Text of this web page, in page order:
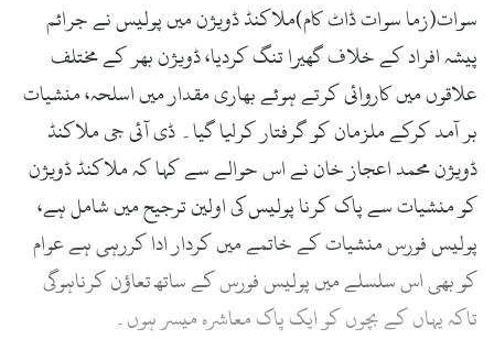
a
l
سوات(زما سوات ڈاٹ کام)ملاکنڈ ڈویژن میں پولیس نے جرائم
پیشہ افراد کے خلاف گھیرا تنگ کردیا، ڈویژن بھر کے مختلف
علاقوں میں کاروائی کرتے ہوئے بھاری مقدار میں اسلحہ، منشیات
بر آمد کرکے ملزمان کو گرفتار کرلیا گیا۔ ڈی آئی جی ملاکنڈ
ڈویژن محمد اعجاز خان نے اس حوالے سے کہا کہ ملاکنڈ ڈویژن
کو منشیات سے پاک کرنا پولیس کی اولین ترجیح میں شامل ہے،
پولیس فورس منشیات کے خاتمے میں کردار ادا کررہی ہے عوام
کو بھی اس سلسلے میں پولیس فورس کے ساتھ تعاؤن کرناہوگی
تاکہ یہاں کے بچوں کو ایک پاک معاشرہ میسر ہوں۔